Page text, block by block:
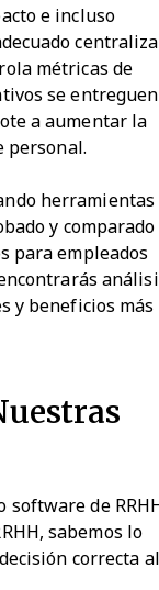
e incluso
centraliza
métricas de
se
a aumentar la
personal.
herramientas
y comparado
para empleados
y beneficios más
software de
sabemos lo
correcta al